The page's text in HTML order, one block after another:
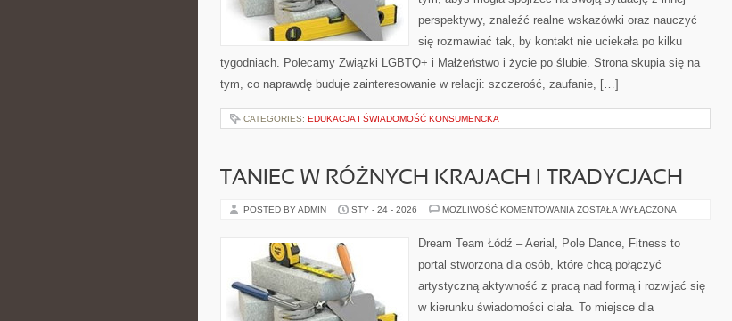
perspektywy, znaleźć realne wskazówki oraz nauczyć
się rozmawiać tak, by kontakt nie uciekała po kilku
tygodniach. Polecamy Związki LGBTQ+ i Małżeństwo i życie po ślubie. Strona skupia się na
tym, co naprawdę buduje zainteresowanie w relacji: szczerość, zaufanie, […]
CATEGORIES: EDUKACJA I ŚWIADOMOŚĆ KONSUMENCKA
TANIEC W RÓŻNYCH KRAJACH I TRADYCJACH
POSTED BY ADMIN STY - 24 - 2026 MOŻLIWOŚĆ KOMENTOWANIA TANIEC
KRAJACH
I
ZOSTAŁA WYŁĄCZONA
Dream Team Łódź – Aerial, Pole Dance, Fitness to
portal stworzona dla osób, które chcą połączyć
artystyczną aktywność z pracą nad formą i rozwijać się
w kierunku świadomości ciała. To miejsce dla